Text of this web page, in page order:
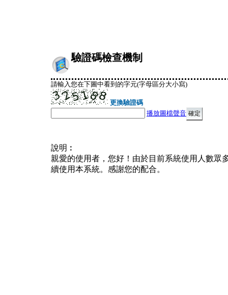
驗證碼檢查機制
請輸入您在下圖中看到的字元(字母區分大小寫)
更換驗證碼
播放圖檔聲音
說明︰
親愛的使用者，您好！由於目前系統使用人數眾
續使用本系統。感謝您的配合。